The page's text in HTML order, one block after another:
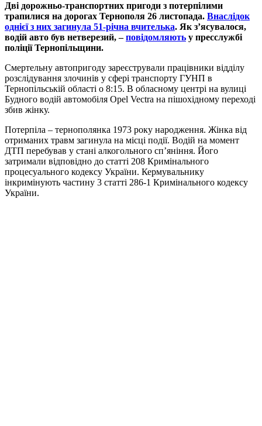
Дві дорожньо-транспортних пригоди з потерпілими
трапилися на дорогах Тернополя 26 листопада. Внаслідок
однієї з них загинула 51-річна вчителька. Як з’ясувалося,
водій авто був нетверезий, –повідомляють у пресслужбі
поліції Тернопільщини.
Смертельну автопригоду зареєстрували працівники відділу
розслідування злочинів у сфері транспорту ГУНП в
Тернопільській області о 8:15. В обласному центрі на вулиці
Будного водій автомобіля Opel Vectra на пішохідному переході
збив жінку.
Потерпіла – тернополянка 1973 року народження. Жінка від
отриманих травм загинула на місці події. Водій на момент
ДТП перебував у стані алкогольного сп’яніння. Його
затримали відповідно до статті 208 Кримінального
процесуального кодексу України. Кермувальнику
інкримінують частину 3 статті 286-1 Кримінального кодексу
України.